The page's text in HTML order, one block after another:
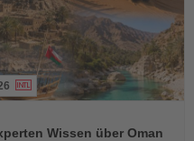
Wissen über Oman